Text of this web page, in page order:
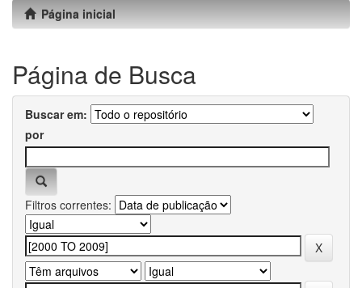
Página inicial
Página de Busca
Buscar em:
por
Filtros correntes: